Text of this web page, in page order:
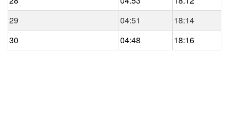
29
04:51
18:14
30
04:48 18:16